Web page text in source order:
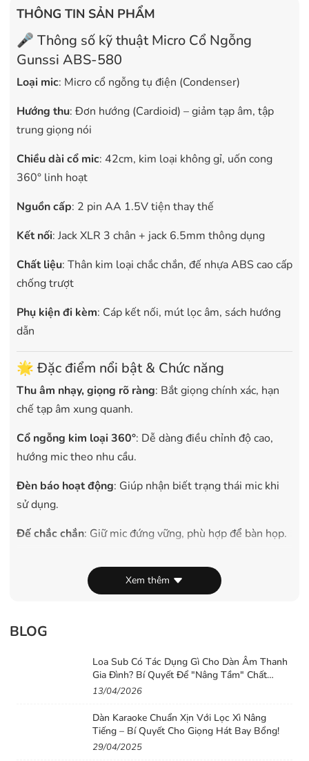
THÔNG TIN SẢN PHẨM
🎤 Thông số kỹ thuật Micro Cổ Ngỗng
Gunssi ABS-580
Loại mic: Micro cổ ngỗng tụ điện (Condenser)
Hướng thu: Đơn hướng (Cardioid) – giảm tạp âm, tập
trung giọng nói
Chiều dài cổ mic: 42cm, kim loại không gỉ, uốn cong
360° linh hoạt
Nguồn cấp: 2 pin AA 1.5V tiện thay thế
Kết nối: Jack XLR 3 chân + jack 6.5mm thông dụng
Chất liệu: Thân kim loại chắc chắn, đế nhựa ABS cao cấp
chống trượt
Phụ kiện đi kèm: Cáp kết nối, mút lọc âm, sách hướng
dẫn
🌟 Đặc điểm nổi bật & Chức năng
Thu âm nhạy, giọng rõ ràng: Bắt giọng chính xác, hạn
chế tạp âm xung quanh.
Cổ ngỗng kim loại 360°: Dễ dàng điều chỉnh độ cao,
hướng mic theo nhu cầu.
Đèn báo hoạt động: Giúp nhận biết trạng thái mic khi
sử dụng.
Đế chắc chắn: Giữ mic đứng vững, phù hợp để bàn họp.
giảng dạy, nhà thờ, phòng thu, karaoke gia đình.
đặt và sử dụng.
Xem thêm
BLOG
Loa Sub Có Tác Dụng Gì Cho Dàn Âm Thanh
Gia Đình? Bí Quyết Để "Nâng Tầm" Chất
Lượng Âm Thanh Cho Dàn Loa Gia Đình
13/04/2026
Dàn Karaoke Chuẩn Xịn Với Lọc Xì Nâng
Tiếng – Bí Quyết Cho Giọng Hát Bay Bổng!
29/04/2025